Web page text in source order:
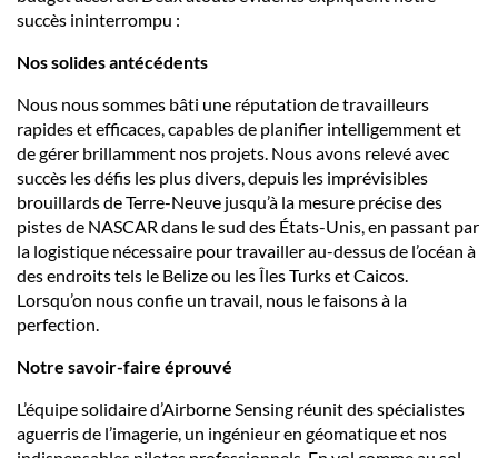
succès ininterrompu :
Nos solides antécédents
Nous nous sommes bâti une réputation de travailleurs
rapides et efficaces, capables de planifier intelligemment et
de gérer brillamment nos projets. Nous avons relevé avec
succès les défis les plus divers, depuis les imprévisibles
brouillards de Terre-Neuve jusqu’à la mesure précise des
pistes de NASCAR dans le sud des États-Unis, en passant par
la logistique nécessaire pour travailler au-dessus de l’océan à
des endroits tels le Belize ou les Îles Turks et Caicos.
Lorsqu’on nous confie un travail, nous le faisons à la
perfection.
Notre savoir-faire éprouvé
L’équipe solidaire d’Airborne Sensing réunit des spécialistes
aguerris de l’imagerie, un ingénieur en géomatique et nos